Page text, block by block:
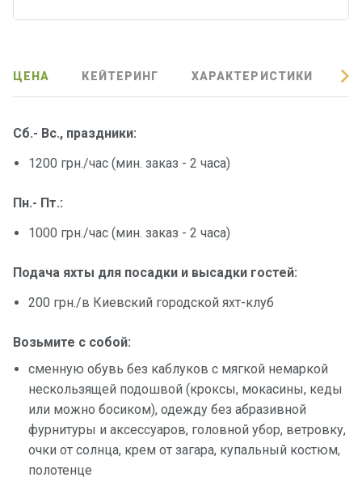
ЦЕНА КЕЙТЕРИНГ ХАРАКТЕРИСТИКИ
Сб.- Вс., праздники:
1200 грн./час (мин. заказ - 2 часа)
Пн.- Пт.:
1000 грн./час (мин. заказ - 2 часа)
Подача яхты для посадки и высадки гостей:
200 грн./в Киевский городской яхт-клуб
Возьмите с собой:
сменную обувь без каблуков с мягкой немаркой
нескользящей подошвой (кроксы, мокасины, кеды
или можно босиком), одежду без абразивной
фурнитуры и аксессуаров, головной убор, ветровку,
очки от солнца, крем от загара, купальный костюм,
полотенце
Контакт